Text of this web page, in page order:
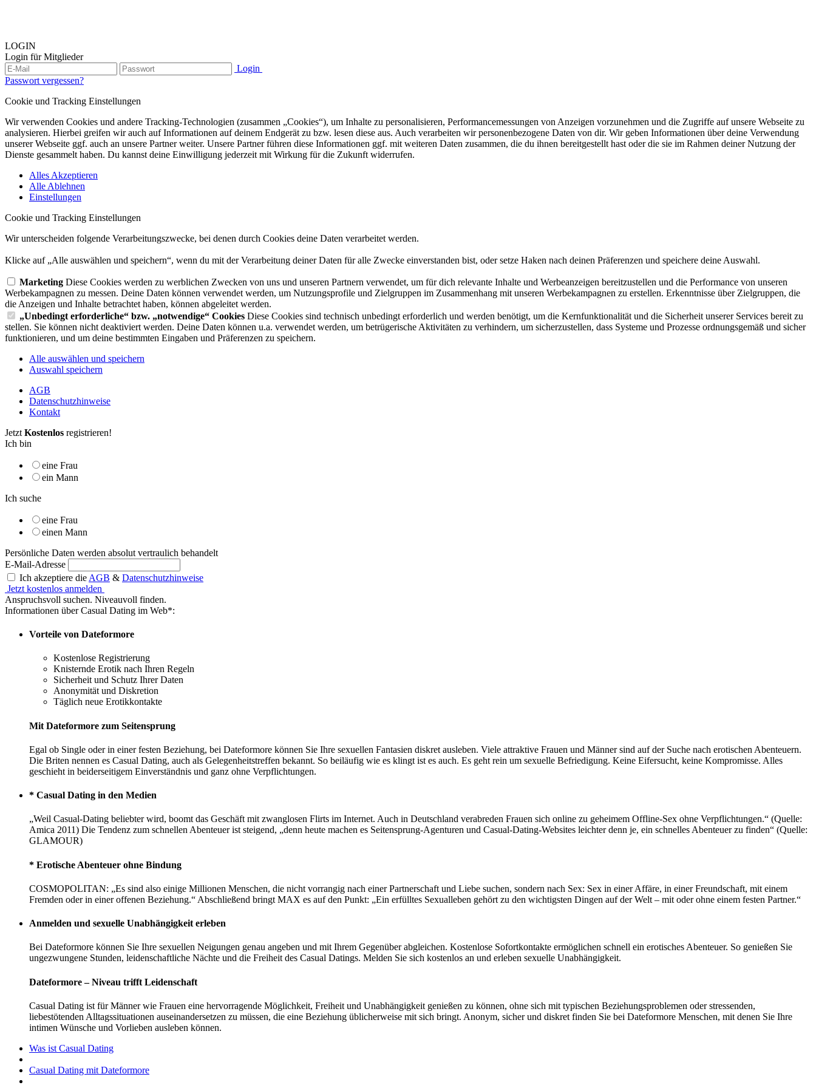
LOGIN
Login für Mitglieder
Login
Passwort vergessen?
Cookie und Tracking Einstellungen
Wir verwenden Cookies und andere Tracking-Technologien (zusammen „Cookies“), um Inhalte zu personalisieren, Performancemessungen von Anzeigen vorzunehmen und die Zugriffe auf unsere Webseite zu
analysieren. Hierbei greifen wir auch auf Informationen auf deinem Endgerät zu bzw. lesen diese aus. Auch verarbeiten wir personenbezogene Daten von dir. Wir geben Informationen über deine Verwendung
unserer Webseite ggf. auch an unsere Partner weiter. Unsere Partner führen diese Informationen ggf. mit weiteren Daten zusammen, die du ihnen bereitgestellt hast oder die sie im Rahmen deiner Nutzung der
Dienste gesammelt haben. Du kannst deine Einwilligung jederzeit mit Wirkung für die Zukunft widerrufen.
Alles Akzeptieren
Alle Ablehnen
Einstellungen
Cookie und Tracking Einstellungen
Wir unterscheiden folgende Verarbeitungszwecke, bei denen durch Cookies deine Daten verarbeitet werden.
Klicke auf „Alle auswählen und speichern“, wenn du mit der Verarbeitung deiner Daten für alle Zwecke einverstanden bist, oder setze Haken nach deinen Präferenzen und speichere deine Auswahl.
Marketing Diese Cookies werden zu werblichen Zwecken von uns und unseren Partnern verwendet, um für dich relevante Inhalte und Werbeanzeigen bereitzustellen und die Performance von unseren
Werbekampagnen zu messen. Deine Daten können verwendet werden, um Nutzungsprofile und Zielgruppen im Zusammenhang mit unseren Werbekampagnen zu erstellen. Erkenntnisse über Zielgruppen, die
die Anzeigen und Inhalte betrachtet haben, können abgeleitet werden.
„Unbedingt erforderliche“ bzw. „notwendige“ Cookies Diese Cookies sind technisch unbedingt erforderlich und werden benötigt, um die Kernfunktionalität und die Sicherheit unserer Services bereit zu
stellen. Sie können nicht deaktiviert werden. Deine Daten können u.a. verwendet werden, um betrügerische Aktivitäten zu verhindern, um sicherzustellen, dass Systeme und Prozesse ordnungsgemäß und sicher
funktionieren, und um deine bestimmten Eingaben und Präferenzen zu speichern.
Alle auswählen und speichern
Auswahl speichern
AGB
Datenschutzhinweise
Kontakt
Jetzt Kostenlos registrieren!
Ich bin
eine Frau
ein Mann
Ich suche
eine Frau
einen Mann
Persönliche Daten werden absolut vertraulich behandelt
E-Mail-Adresse
Ich akzeptiere die AGB & Datenschutzhinweise
Jetzt kostenlos anmelden
Anspruchsvoll suchen. Niveauvoll finden.
Informationen über Casual Dating im Web*:
Vorteile von Dateformore
Kostenlose Registrierung
Knisternde Erotik nach Ihren Regeln
Sicherheit und Schutz Ihrer Daten
Anonymität und Diskretion
Täglich neue Erotikkontakte
Mit Dateformore zum Seitensprung
Egal ob Single oder in einer festen Beziehung, bei Dateformore können Sie Ihre sexuellen Fantasien diskret ausleben. Viele attraktive Frauen und Männer sind auf der Suche nach erotischen Abenteuern.
Die Briten nennen es Casual Dating, auch als Gelegenheitstreffen bekannt. So beiläufig wie es klingt ist es auch. Es geht rein um sexuelle Befriedigung. Keine Eifersucht, keine Kompromisse. Alles
geschieht in beiderseitigem Einverständnis und ganz ohne Verpflichtungen.
* Casual Dating in den Medien
„Weil Casual-Dating beliebter wird, boomt das Geschäft mit zwanglosen Flirts im Internet. Auch in Deutschland verabreden Frauen sich online zu geheimem Offline-Sex ohne Verpflichtungen.“ (Quelle:
Amica 2011) Die Tendenz zum schnellen Abenteuer ist steigend, „denn heute machen es Seitensprung-Agenturen und Casual-Dating-Websites leichter denn je, ein schnelles Abenteuer zu finden“ (Quelle:
GLAMOUR)
* Erotische Abenteuer ohne Bindung
COSMOPOLITAN: „Es sind also einige Millionen Menschen, die nicht vorrangig nach einer Partnerschaft und Liebe suchen, sondern nach Sex: Sex in einer Affäre, in einer Freundschaft, mit einem
Fremden oder in einer offenen Beziehung.“ Abschließend bringt MAX es auf den Punkt: „Ein erfülltes Sexualleben gehört zu den wichtigsten Dingen auf der Welt – mit oder ohne einem festen Partner.“
Anmelden und sexuelle Unabhängigkeit erleben
Bei Dateformore können Sie Ihre sexuellen Neigungen genau angeben und mit Ihrem Gegenüber abgleichen. Kostenlose Sofortkontakte ermöglichen schnell ein erotisches Abenteuer. So genießen Sie
ungezwungene Stunden, leidenschaftliche Nächte und die Freiheit des Casual Datings. Melden Sie sich kostenlos an und erleben sexuelle Unabhängigkeit.
Dateformore – Niveau trifft Leidenschaft
Casual Dating ist für Männer wie Frauen eine hervorragende Möglichkeit, Freiheit und Unabhängigkeit genießen zu können, ohne sich mit typischen Beziehungsproblemen oder stressenden,
liebestötenden Alltagssituationen auseinandersetzen zu müssen, die eine Beziehung üblicherweise mit sich bringt. Anonym, sicher und diskret finden Sie bei Dateformore Menschen, mit denen Sie Ihre
intimen Wünsche und Vorlieben ausleben können.
Was ist Casual Dating
Casual Dating mit Dateformore